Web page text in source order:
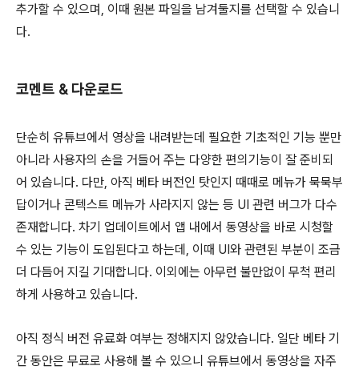
추가할 수 있으며, 이때 원본 파일을 남겨둘지를 선택할 수 있습니
다.
코멘트 & 다운로드
단순히 유튜브에서 영상을 내려받는데 필요한 기초적인 기능 뿐만
아니라 사용자의 손을 거들어 주는 다양한 편의기능이 잘 준비되
어 있습니다. 다만, 아직 베타 버전인 탓인지 때때로 메뉴가 묵묵부
답이거나 콘텍스트 메뉴가 사라지지 않는 등 UI 관련 버그가 다수
존재합니다. 차기 업데이트에서 앱 내에서 동영상을 바로 시청할
수 있는 기능이 도입된다고 하는데, 이때 UI와 관련된 부분이 조금
더 다듬어 지길 기대합니다. 이외에는 아무런 불만없이 무척 편리
하게 사용하고 있습니다.
아직 정식 버전 유료화 여부는 정해지지 않았습니다. 일단 베타 기
간 동안은 무료로 사용해 볼 수 있으니 유튜브에서 동영상을 자주